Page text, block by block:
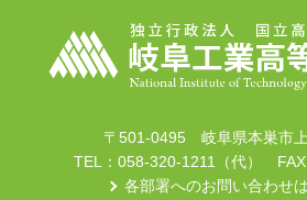
〒501-0495 岐阜県本巣市
TEL：058-320-1211（代）
各部署へのお問い合わせ